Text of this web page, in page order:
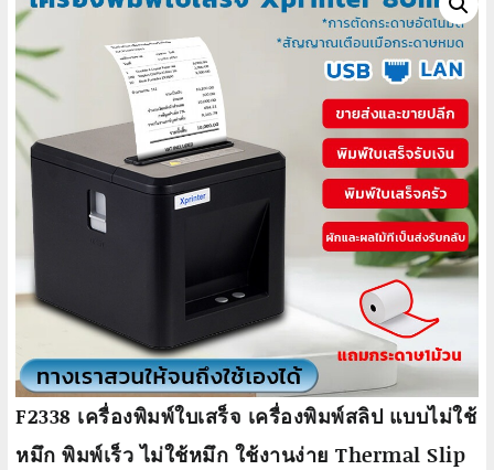
F2338 เครื่องพิมพ์ใบเสร็จ เครื่องพิมพ์สลิป แบบไม่ใช้
หมึก พิมพ์เร็ว ไม่ใช้หมึก ใช้งานง่าย Thermal Slip
Add to cart